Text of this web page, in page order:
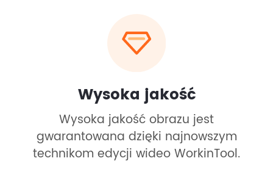
Wysoka jakość
Wysoka jakość obrazu jest
gwarantowana dzięki najnowszym
technikom edycji wideo WorkinTool.